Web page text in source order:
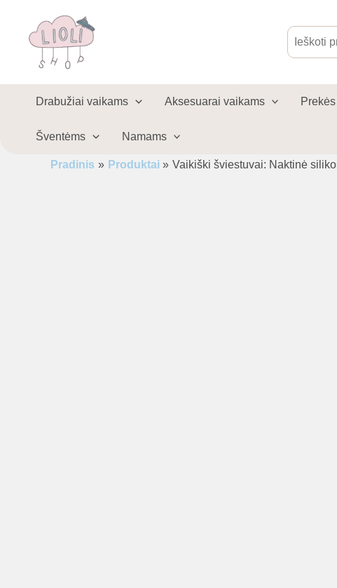
Products
search
Drabužiai vaikams Aksesuarai vaikams
Šventėms Namams
Pradinis Produktai Vaikiški šviestuvai: Naktinė